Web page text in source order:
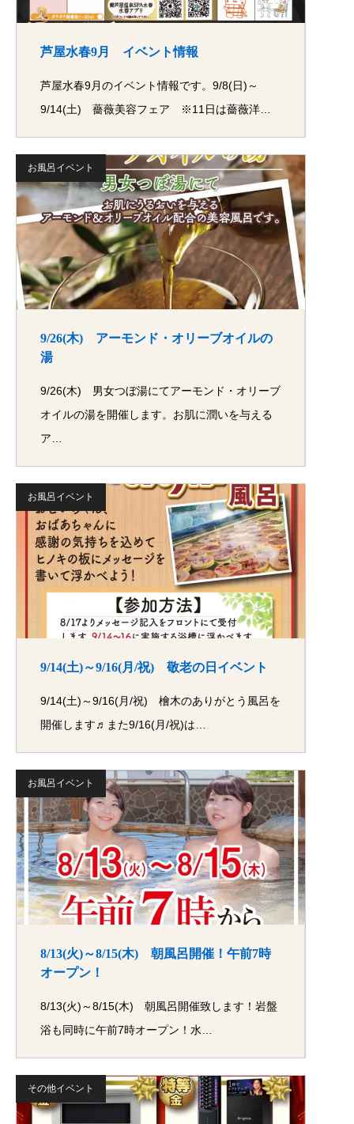
芦屋水春9月 イベント情報
芦屋水春9月のイベント情報です。9/8(日)～
9/14(土) 薔薇美容フェア ※11日は薔薇洋…
お風呂イベント
9/26(木) アーモンド・オリーブオイルの
湯
9/26(木) 男女つぼ湯にてアーモンド・オリーブ
オイルの湯を開催します。お肌に潤いを与える
ア…
お風呂イベント
9/14(土)～9/16(月/祝) 敬老の日イベント
9/14(土)～9/16(月/祝) 檜木のありがとう風呂を
開催します♬また9/16(月/祝)は…
お風呂イベント
8/13(火)～8/15(木) 朝風呂開催！午前7時
オープン！
8/13(火)～8/15(木) 朝風呂開催致します！岩盤
浴も同時に午前7時オープン！水…
その他イベント